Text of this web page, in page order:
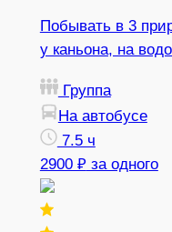
Побывать в 3
у каньона, на
Группа
На автобусе
7.5 ч
2900 ₽ за одного